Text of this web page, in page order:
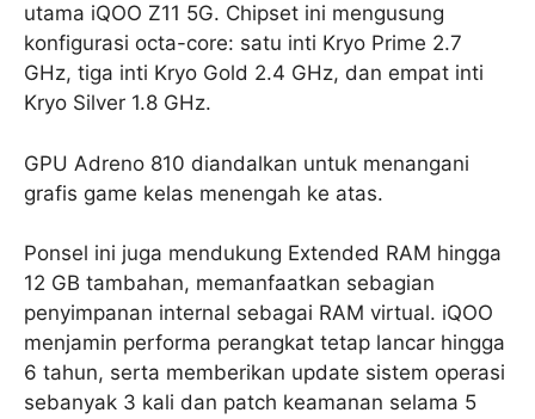
utama iQOO Z11 5G. Chipset ini mengusung
konfigurasi octa-core: satu inti Kryo Prime 2.7
GHz, tiga inti Kryo Gold 2.4 GHz, dan empat inti
Kryo Silver 1.8 GHz.
GPU Adreno 810 diandalkan untuk menangani
grafis game kelas menengah ke atas.
Ponsel ini juga mendukung Extended RAM hingga
12 GB tambahan, memanfaatkan sebagian
penyimpanan internal sebagai RAM virtual. iQOO
menjamin performa perangkat tetap lancar hingga
6 tahun, serta memberikan update sistem operasi
sebanyak 3 kali dan patch keamanan selama 5